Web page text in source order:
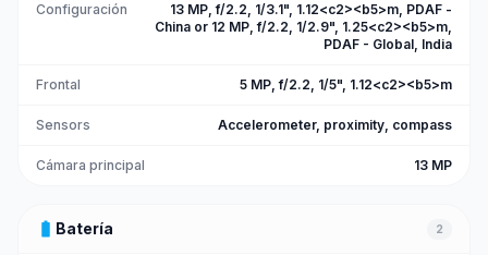
Configuración
13 MP, f/2.2, 1/3.1", 1.12<c2><b5>m, PDAF -
China or 12 MP, f/2.2, 1/2.9", 1.25<c2><b5>m,
PDAF - Global, India
Frontal 5 MP, f/2.2, 1/5", 1.12<c2><b5>m
Sensors Accelerometer, proximity, compass
Cámara principal 13 MP
battery_full Batería 2